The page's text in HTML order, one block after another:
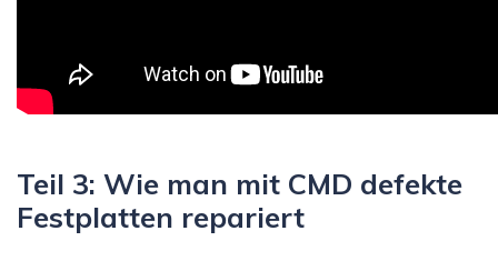
Teil 3: Wie man mit CMD defekte
Festplatten repariert